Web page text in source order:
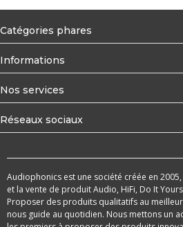
Catégories phares
Informations
Nos services
Réseaux sociaux
Audiophonics est une société créée en
et la vente de produit Audio, HiFi, Do It
Proposer des produits qualitatifs au
nous guide au quotidien. Nous mettons un